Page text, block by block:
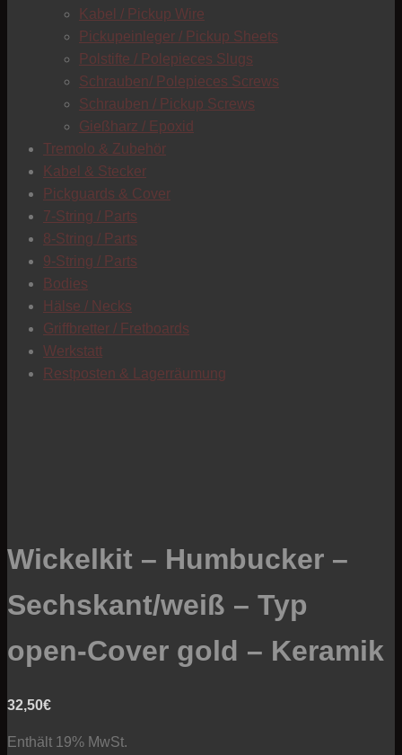
Kabel / Pickup Wire
Pickupeinleger / Pickup Sheets
Polstifte / Polepieces Slugs
Schrauben/ Polepieces Screws
Schrauben / Pickup Screws
Gießharz / Epoxid
Tremolo & Zubehör
Kabel & Stecker
Pickguards & Cover
7-String / Parts
8-String / Parts
9-String / Parts
Bodies
Hälse / Necks
Griffbretter / Fretboards
Werkstatt
Restposten & Lagerräumung
Wickelkit – Humbucker –
Sechskant/weiß – Typ
open-Cover gold – Keramik
32,50€
Enthält 19% MwSt.